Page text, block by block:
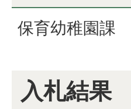
保育幼稚園課
入札結果